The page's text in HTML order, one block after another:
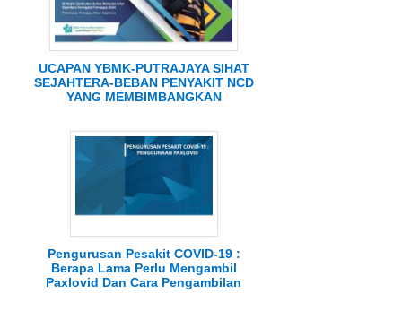
UCAPAN YBMK-PUTRAJAYA SIHAT
SEJAHTERA-BEBAN PENYAKIT NCD
YANG MEMBIMBANGKAN
Pengurusan Pesakit COVID-19 :
Berapa Lama Perlu Mengambil
Paxlovid Dan Cara Pengambilan